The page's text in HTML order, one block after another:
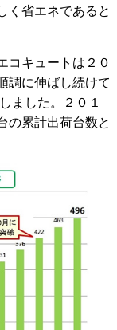
く省エネであると
コキュートは２０
調に伸ばし続けて
ました。２０１
の累計出荷台数と